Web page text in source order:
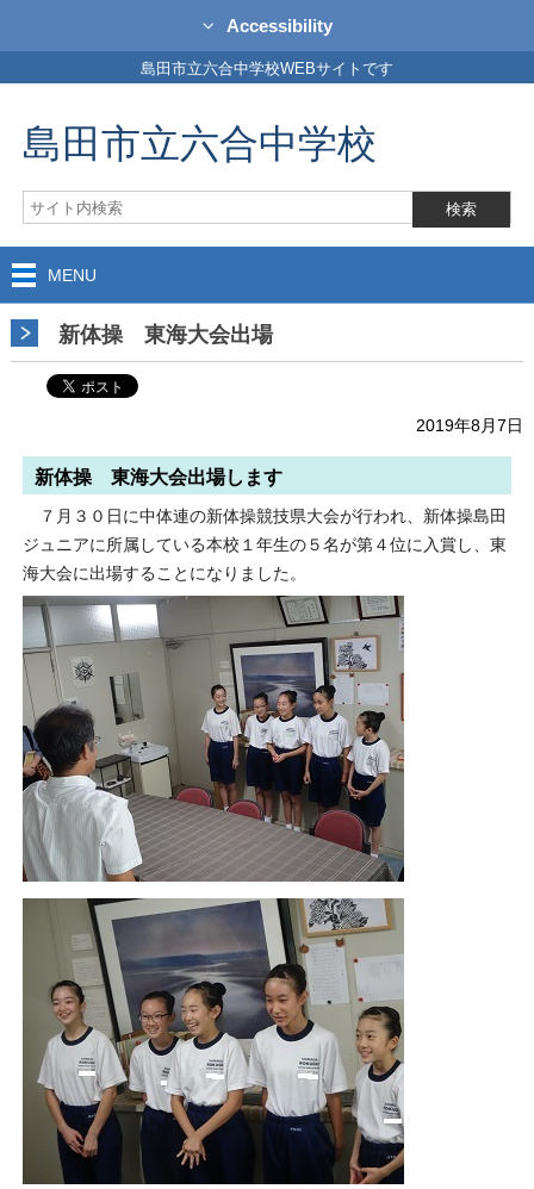
Accessibility
島田市立六合中学校WEBサイトです
島田市立六合中学校
MENU
新体操 東海大会出場
2019年8月7日
新体操 東海大会出場します
７月３０日に中体連の新体操競技県大会が行われ、新体操島田
ジュニアに所属している本校１年生の５名が第４位に入賞し、東
海大会に出場することになりました。